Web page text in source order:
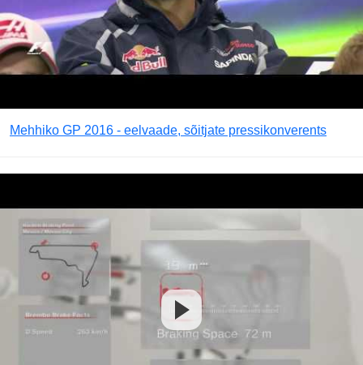
Mehhiko GP 2016 - eelvaade, sõitjate pressikonverents